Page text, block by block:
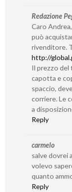
Redazione
Caro Andrea,
può
rivenditore.
http://
Il prezzo del
capotta e
spaccio,
corriere. Le
a
Reply
carmelo
salve dovrei
volevo
quanto
Reply